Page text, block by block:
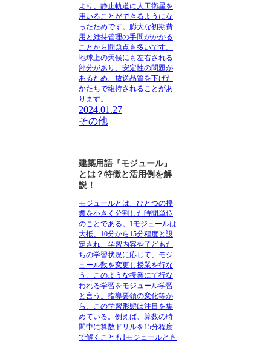
より、静止軌道に人工衛星を
用いることができるようにな
ったためです。膨大な初期費
用と維持管理の手間がかかる
ことから問題点も多いです。
地球上の天候にも左右される
部分があり、安定性の問題が
あるため、放送品質を下げた
かたちで維持されることがあ
ります。
2024.01.27
その他
建築用語『モジュール』
とは？特徴と活用例を解
説！
モジュールとは、 ひとつの授
業を小さく分割した時間単位
のことである。1モジュールは
大抵、10分から15分程度と設
定され、学習内容や子どもた
ちの学習状況に応じて、モジ
ュール数を変更し授業を行な
う。このような授業にて行な
われる学習をモジュール学習
と言う。指導要領の変化等か
ら、この学習形態は注目を集
めている。例えば、算数の時
間中に算数ドリルを15分程度
で解くことも1モジュールとも